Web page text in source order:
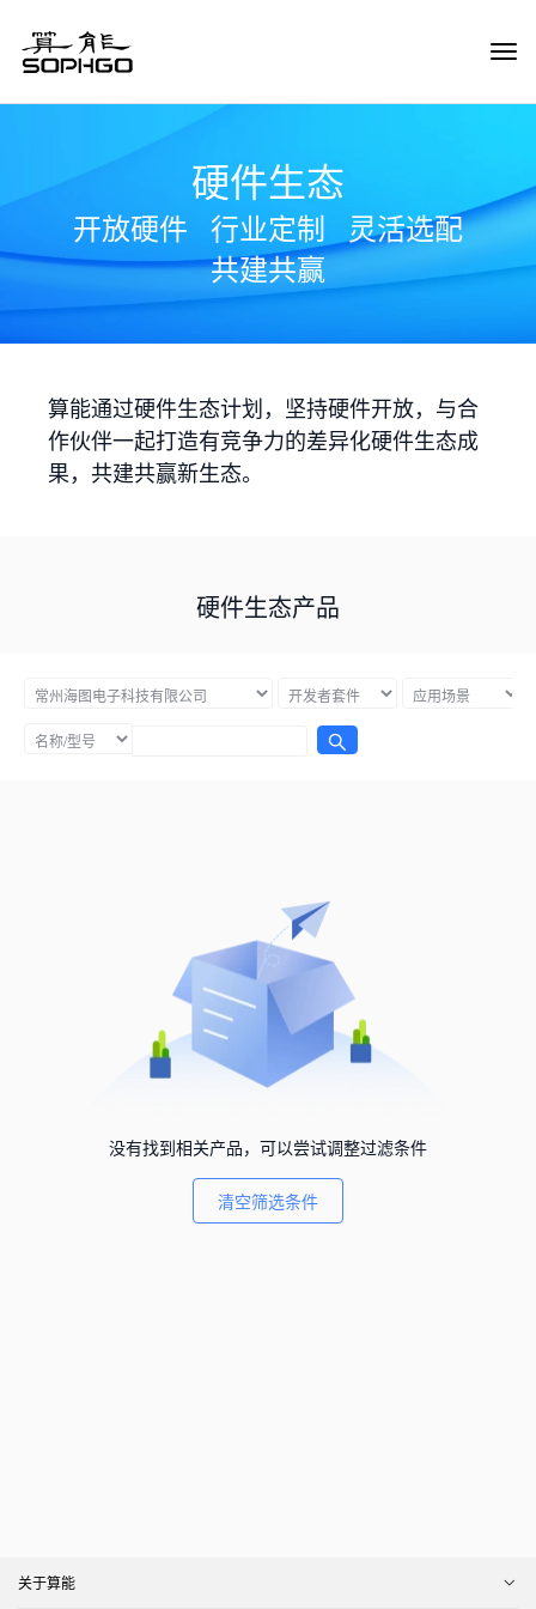
硬件生态
开放硬件 行业定制
灵活选配
共建共赢
算能通过硬件生态计划，坚持硬件开放，与合
作伙伴一起打造有竞争力的差异化硬件生态成
果，共建共赢新生态。
硬件生态产品
没有找到相关产品，可以尝试调整过滤条件
清空筛选条件
关于算能